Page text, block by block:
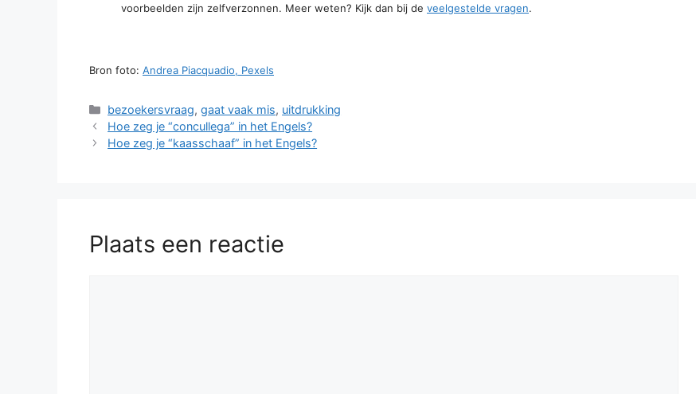
voorbeelden zijn zelfverzonnen. Meer weten? Kijk dan bij de veelgestelde vragen.
Bron foto: Andrea Piacquadio, Pexels
Categorieën
bezoekersvraag,gaat vaak mis, uitdrukking
Hoe zeg je “concullega” in het Engels?
Hoe zeg je “kaasschaaf” in het Engels?
Plaats een reactie